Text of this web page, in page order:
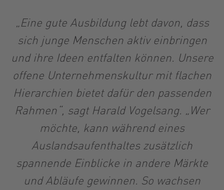
„Eine gute Ausbildung lebt davon, dass
sich junge Menschen aktiv einbringen
und ihre Ideen entfalten können. Unsere
offene Unternehmenskultur mit flachen
Hierarchien bietet dafür den passenden
Rahmen“, sagt Harald Vogelsang. „Wer
möchte, kann während eines
Auslandsaufenthaltes zusätzlich
spannende Einblicke in andere Märkte
und Abläufe gewinnen. So wachsen